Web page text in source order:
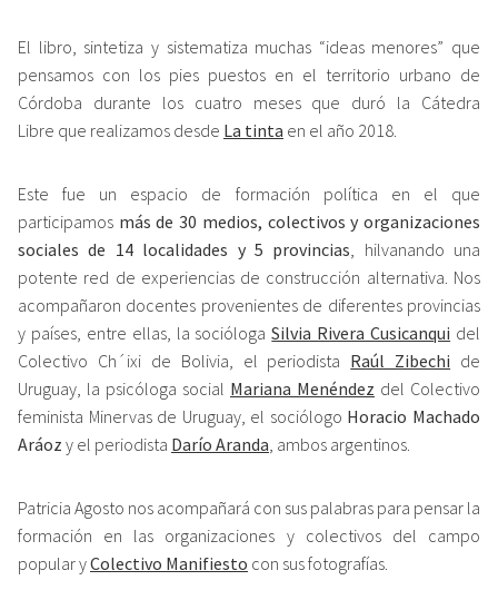
El libro, sintetiza y sistematiza muchas “ideas menores” que
pensamos con los pies puestos en el territorio urbano de
Córdoba durante los cuatro meses que duró la Cátedra
Libre que realizamos desde La tinta en el año 2018.
Este fue un espacio de formación política en el que
participamos más de 30 medios, colectivos y organizaciones
sociales de 14 localidades y 5 provincias , hilvanando una
potente red de experiencias de construcción alternativa. Nos
acompañaron docentes provenientes de diferentes provincias
y países, entre ellas, la sociólogaSilvia Rivera Cusicanqui del
Colectivo Ch´ixi de Bolivia, el periodista Raúl Zibechi de
Uruguay, la psicóloga social Mariana Menéndez del Colectivo
feminista Minervas de Uruguay, el sociólogo Horacio Machado
Aráoz y el periodista Darío Aranda , ambos argentinos.
Patricia Agosto nos acompañará con sus palabras para pensar la
formación en las organizaciones y colectivos del campo
popularyColectivo Manifiesto con sus fotografías.